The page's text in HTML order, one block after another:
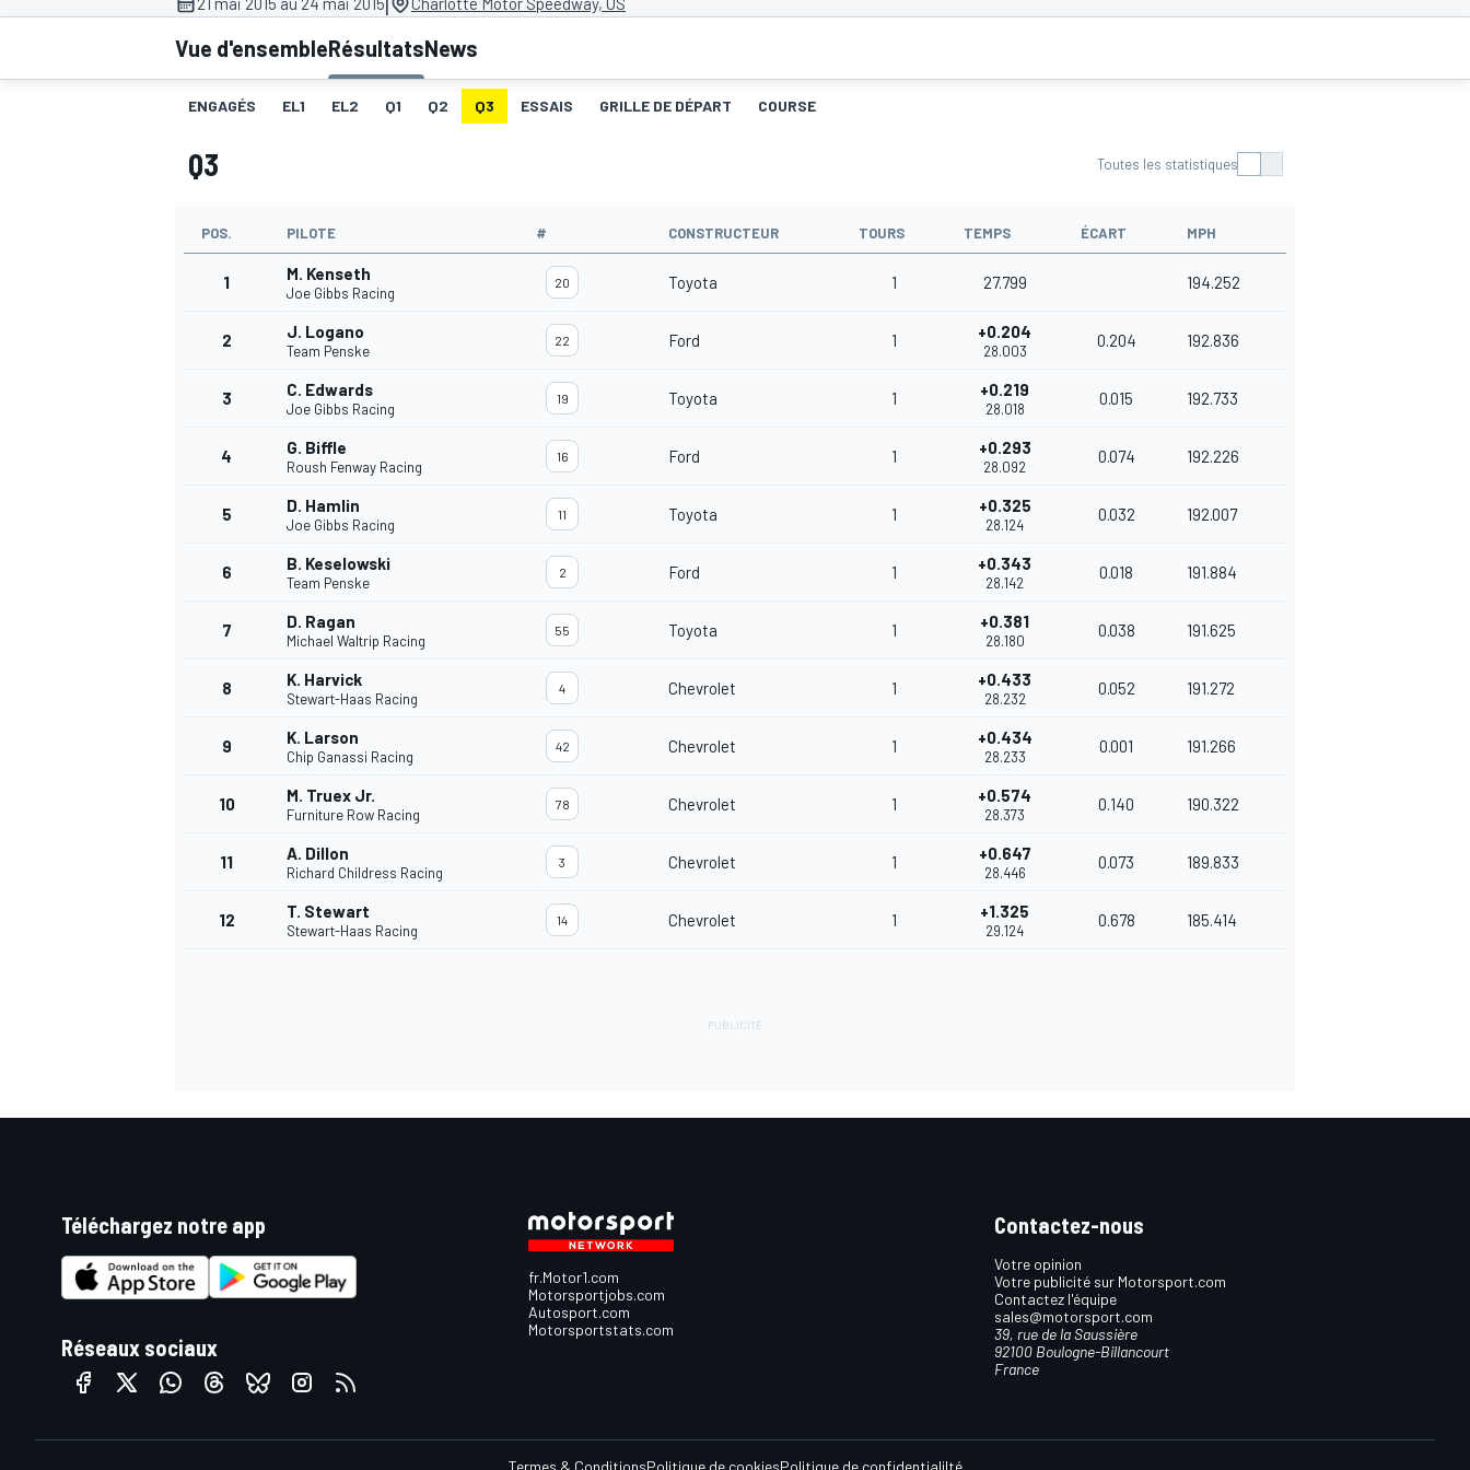
MOTOGP
Vue d'ensembleRésultatsNews
ENGAGÉS EL1 EL2 Q1 Q2 Q3 ESSAIS GRILLE DE DÉPART COURSE
Q3 Toutes les statistiques
POS. PILOTE # CONSTRUCTEUR TOURS TEMPS ÉCART MPH
1 M. Kenseth
Joe Gibbs Racing
20 Toyota 1 27.799 194.252
2 J. Logano
Team Penske
22 Ford 1 +0.204
28.003
0.204 192.836
3 C. Edwards
Joe Gibbs Racing
19 Toyota 1 +0.219
28.018
0.015 192.733
4 G. Biffle
Roush Fenway Racing
16 Ford 1 +0.293
28.092
0.074 192.226
5 D. Hamlin
Joe Gibbs Racing
11 Toyota 1 +0.325
28.124
0.032 192.007
6 B. Keselowski
Team Penske
2 Ford 1 +0.343
28.142
0.018 191.884
7 D. Ragan
Michael Waltrip Racing
55 Toyota 1 +0.381
28.180
0.038 191.625
8 K. Harvick
Stewart-Haas Racing
4 Chevrolet 1 +0.433
28.232
0.052 191.272
9 K. Larson
Chip Ganassi Racing
42 Chevrolet 1 +0.434
28.233
0.001 191.266
10 M. Truex Jr.
Furniture Row Racing
78 Chevrolet 1 +0.574
28.373
0.140 190.322
11 A. Dillon
Richard Childress Racing
3 Chevrolet 1 +0.647
28.446
0.073 189.833
12 T. Stewart
Stewart-Haas Racing
14 Chevrolet 1 +1.325
29.124
0.678 185.414
Téléchargez notre app
Réseaux sociaux
fr.Motor1.com
Motorsportjobs.com
Autosport.com
Motorsportstats.com
Contactez-nous
Votre opinion
Votre publicité sur Motorsport.com
Contactez l'équipe
sales@motorsport.com
39, rue de la Saussière
92100 Boulogne-Billancourt
France
Termes & ConditionsPolitique de cookiesPolitique de confidentialilté